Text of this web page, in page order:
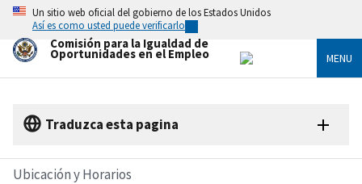
Skip
main
content
Un sitio web oficial del gobierno de los Estados Unidos
Así es como usted puede verificarlo
Comisión para la Igualdad de
Oportunidades en el Empleo MENU
Traduzca esta pagina
Ubicación y Horarios